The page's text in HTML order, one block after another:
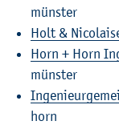
müns­ter
Holt &
Horn + Horn
müns­ter
horn